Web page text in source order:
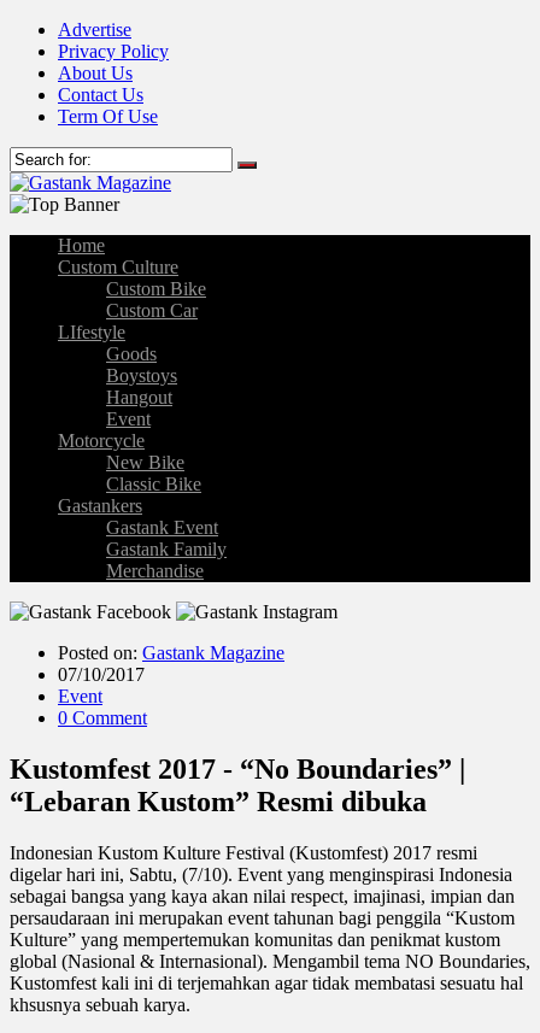
Advertise
Privacy Policy
About Us
Contact Us
Term Of Use
Home
Custom Culture
Custom Bike
Custom Car
LIfestyle
Goods
Boystoys
Hangout
Event
Motorcycle
New Bike
Classic Bike
Gastankers
Gastank Event
Gastank Family
Merchandise
Posted on: Gastank Magazine
07/10/2017
Event
0 Comment
Kustomfest 2017 - “No Boundaries” |
“Lebaran Kustom” Resmi dibuka
Indonesian Kustom Kulture Festival (Kustomfest) 2017 resmi
digelar hari ini, Sabtu, (7/10). Event yang menginspirasi Indonesia
sebagai bangsa yang kaya akan nilai respect, imajinasi, impian dan
persaudaraan ini merupakan event tahunan bagi penggila “Kustom
Kulture” yang mempertemukan komunitas dan penikmat kustom
global (Nasional & Internasional). Mengambil tema NO Boundaries,
Kustomfest kali ini di terjemahkan agar tidak membatasi sesuatu hal
khsusnya sebuah karya.